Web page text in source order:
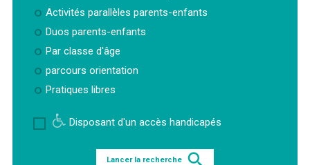
Activités parallèles parents-enfants
Duos parents-enfants
Par classe d'âge
parcours orientation
Pratiques libres
Disposant d'un accès handicapés
Lancer la recherche